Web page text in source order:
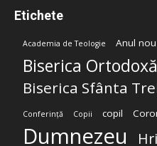
Etichete
Academia de Teologie Anul nou
Biserica Ortodoxă
Biserica Sfânta
Conferință Copii copil
Dumnezeu